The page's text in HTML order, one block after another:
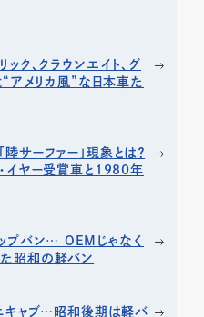
ク、クラウンエイト、グ
メリカ風”な日本車た
サーファー」現象とは？
イヤー受賞車と1980年
ップバン… OEMじゃなく
昭和の軽バン
ニキャブ…昭和後期は軽バ